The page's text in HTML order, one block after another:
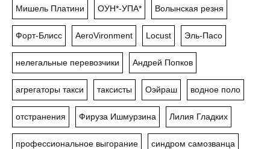
Мишель Платини ОУН*-УПА* Волынская резня
Форт-Блисс AeroVironment Locust Эль-Пасо
нелегальные перевозчики Андрей Попков
агрегаторы такси таксисты Оэйраш водное поло
отстранения Фируза Ишмурзина Лилия Гладких
профессиональное выгорание синдром самозванца